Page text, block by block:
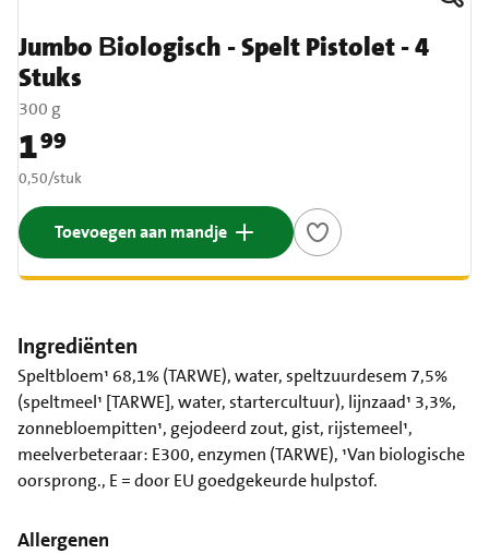
Jumbo Βiologisch - Spelt Pistolet - 4
Stuks
300 g
Prijs: € 1,99
199
€ 0,50 per stuk
0,50/stuk
Toevoegen aan mandje
Ingrediënten
Speltbloem¹ 68,1% (TARWE), water, speltzuurdesem 7,5%
(speltmeel¹ [TARWE], water, startercultuur), lijnzaad¹ 3,3%,
zonnebloempitten¹, gejodeerd zout, gist, rijstemeel¹,
meelverbeteraar: E300, enzymen (TARWE), ¹Van biologische
oorsprong., E = door EU goedgekeurde hulpstof.
Allergenen